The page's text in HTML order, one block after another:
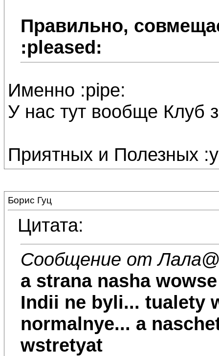
Правильно,
:pleased:
Именно :pipe:
У нас тут вообще Клуб
Приятных и Полезных
Борис Гуц
Цитата:
Сообщение от Лала
a strana nasha
Indii ne byli... tualety
normalnye... a
wstretyat